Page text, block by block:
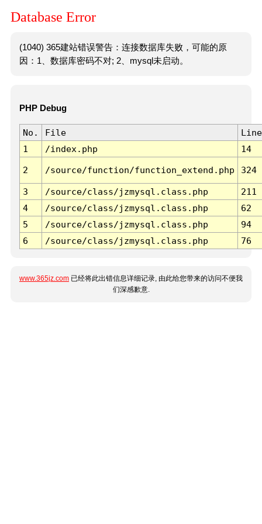
Database Error
(1040) 365建站错误警告：连接数据库失败，可能的原
因：1、数据库密码不对; 2、mysql未启动。
PHP Debug
No. File
Line
1
/index.php 14
2 /source/function/function_extend.php 324
3 /source/class/jzmysql.class.php
211
4
/source/class/jzmysql.class.php
62
5
/source/class/jzmysql.class.php
94
6
/source/class/jzmysql.class.php 76
www.365jz.com 已经将此出错信息详细记录, 由此给您带来的访问不便我
们深感歉意.